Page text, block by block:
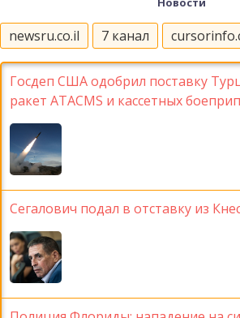
newsru.co.il 7 канал
Госдеп США одобрил поставку
ракет ATACMS и кассетных
Сегалович подал в отставку из